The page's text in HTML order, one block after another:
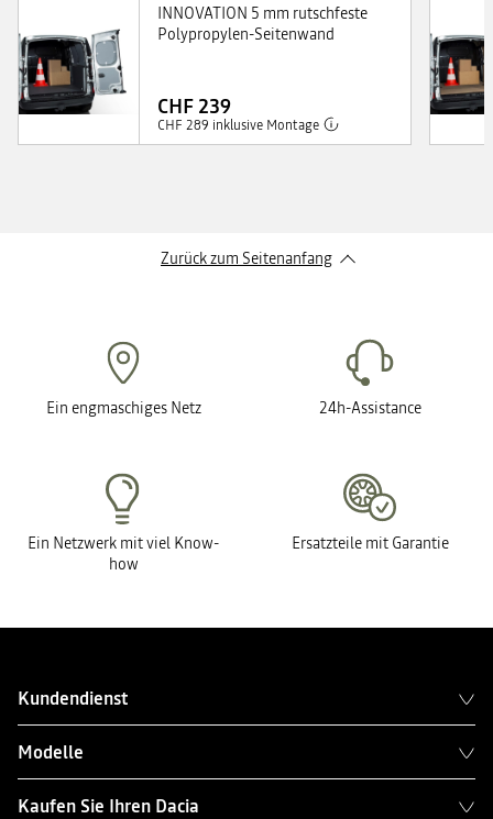
INNOVATION 5 mm rutschfeste
Polypropylen-Seitenwand
CHF 239
CHF 289 inklusive Montage
Zurück zum Seitenanfang
Ein engmaschiges Netz 24h-Assistance
Ein Netzwerk mit viel Know-
how
Ersatzteile mit Garantie
Kundendienst
Modelle
Kaufen Sie Ihren Dacia